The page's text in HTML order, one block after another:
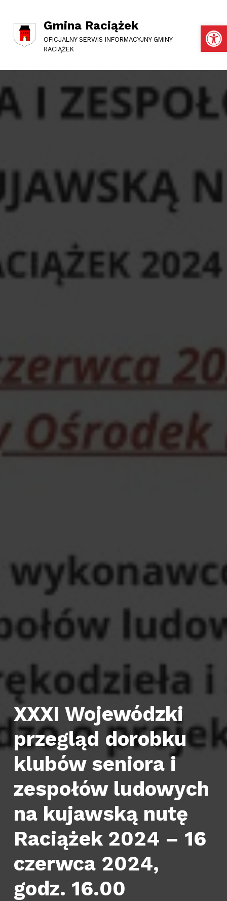
Otwórz pasek narzędzi
Gmina Raciążek
OFICJALNY SERWIS INFORMACYJNY GMINY
RACIĄŻEK
XXXI Wojewódzki
przegląd dorobku
klubów seniora i
zespołów ludowych
na kujawską nutę
Raciążek 2024 – 16
czerwca 2024,
godz. 16.00